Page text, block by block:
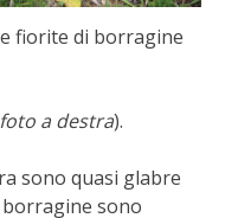
fiorite di borragine
foto a destra).
sono quasi glabre
borragine sono